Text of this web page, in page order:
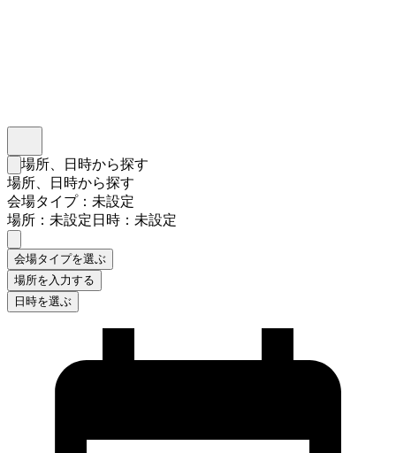
検索フォームを閉じる
場所、日時から探す
場所、日時から探す
会場タイプ：未設定
場所：未設定日時：未設定
会場タイプを選ぶ
場所を入力する
日時を選ぶ